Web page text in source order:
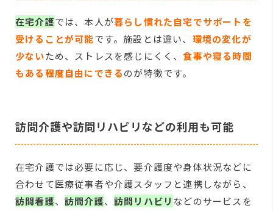
在宅介護では、本人が暮らし慣れた自宅でサポートを
受けることが可能です。施設とは違い、 環境の変化が
少ないため、ストレスを感じにくく、食事や寝る時間
もある程度自由にできるのが特徴です。
訪問介護や訪問リハビリなどの利用も可能
在宅介護では必要に応じ、要介護度や身体状況などに
合わせて医療従事者や介護スタッフと連携しながら、
訪問看護、訪問介護、訪問リハビリ などのサービスを